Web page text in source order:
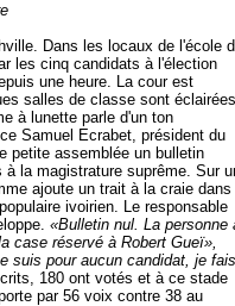
Dans les locaux de l'école
les cinq candidats à l'élection
une heure. La cour est
salles de classe sont
à lunette parle d'un ton
Samuel Ecrabet, président du
petite assemblée un bulletin
la magistrature suprême. Sur
ajoute un trait à la craie dans
ivoirien. Le responsable
«Bulletin nul. La personne
case réservé à Robert Gueï»,
suis pour aucun candidat, je fais
180 ont votés et à ce stade
par 56 voix contre 38 au